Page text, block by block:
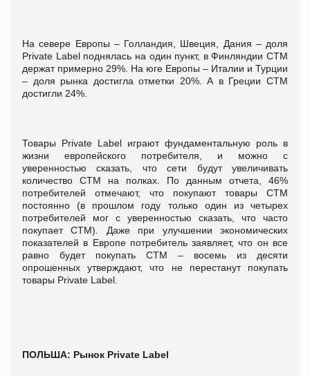
На севере Европы – Голландия, Швеция, Дания – доля
Private Label поднялась на один пункт, в Финляндии СТМ
держат примерно 29%. На юге Европы – Италии и Турции
– доля рынка достигла отметки 20%. А в Греции СТМ
достигли 24%.
Товары Private Label играют фундаментальную роль в
жизни европейского потребителя, и можно с
уверенностью сказать, что сети будут увеличивать
количество СТМ на полках. По данным отчета, 46%
потребителей отмечают, что покупают товары СТМ
постоянно (в прошлом году только один из четырех
потребителей мог с уверенностью сказать, что часто
покупает СТМ). Даже при улучшении экономических
показателей в Европе потребитель заявляет, что он все
равно будет покупать СТМ – восемь из десяти
опрошенных утверждают, что не перестанут покупать
товары Private Label.
ПОЛЬША: Рынок Private Label